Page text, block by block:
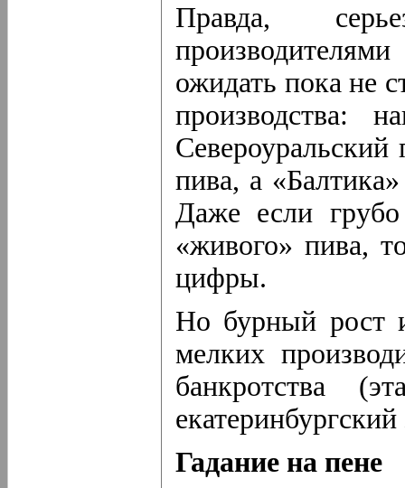
Правда,
ожидать пока не
производства:
Североуральский
пива, а
Даже если
«живого» пива,
цифры.
Но бурный рост
мелких
банкротства
Гадание на пене